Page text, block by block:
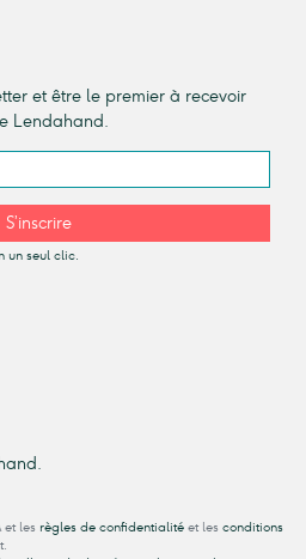
et être le premier à recevoir
Lendahand.
S’inscrire
un seul clic.
et les règles de confidentialité et les conditions